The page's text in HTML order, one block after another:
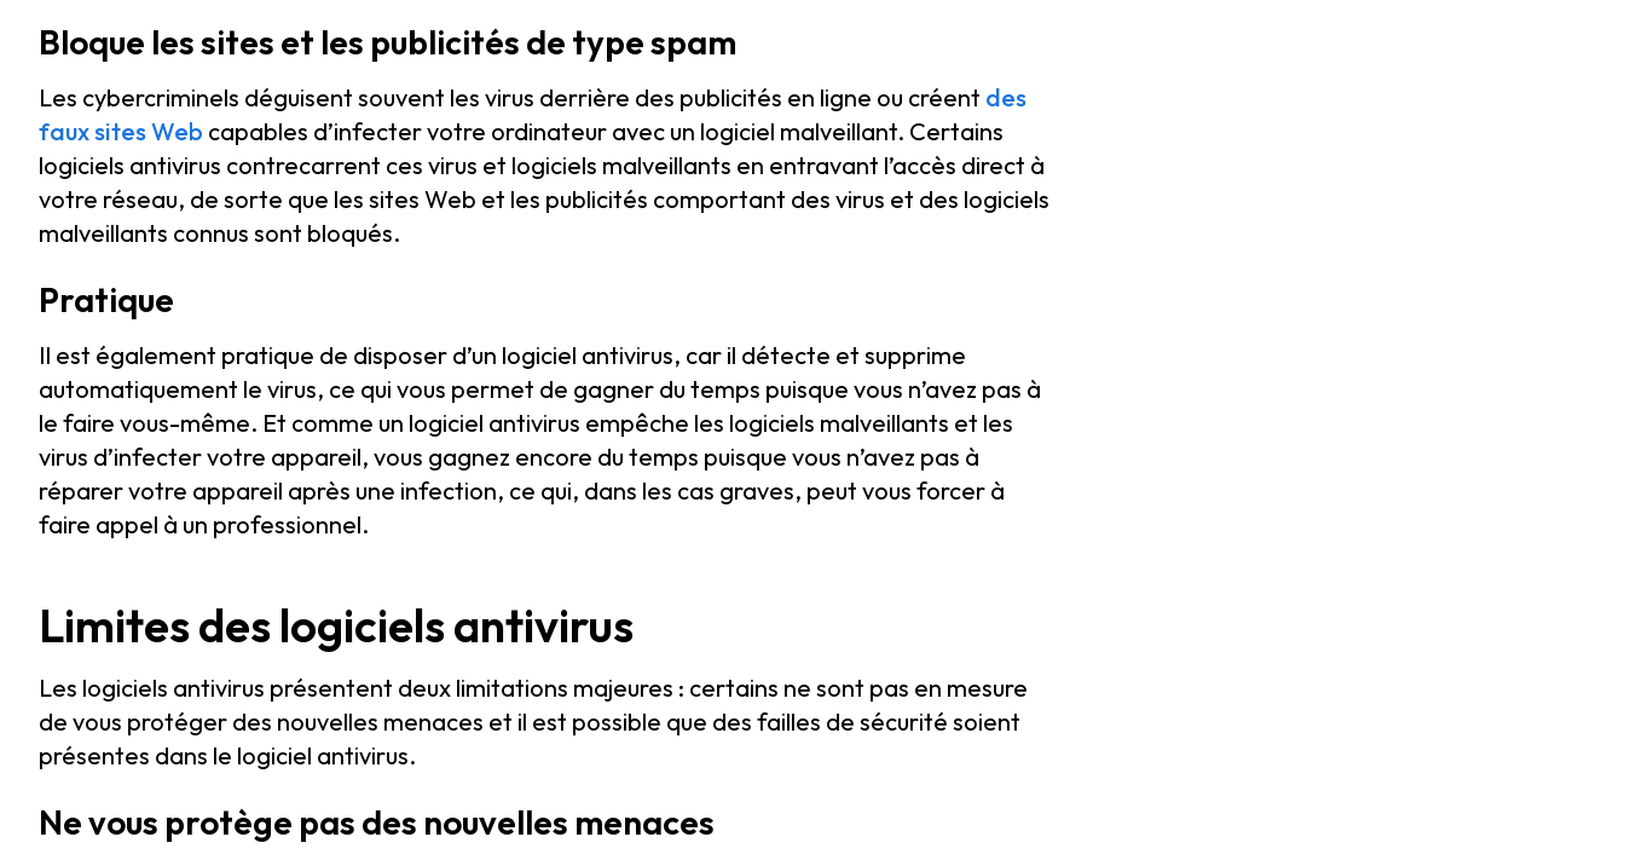
Bloque les sites et les publicités de type spam
Les cybercriminels déguisent souvent les virus derrière des publicités en ligne ou créent des
faux sites Web capables d’infecter votre ordinateur avec un logiciel malveillant. Certains
logiciels antivirus contrecarrent ces virus et logiciels malveillants en entravant l’accès direct à
votre réseau, de sorte que les sites Web et les publicités comportant des virus et des logiciels
malveillants connus sont bloqués.
Pratique
Il est également pratique de disposer d’un logiciel antivirus, car il détecte et supprime
automatiquement le virus, ce qui vous permet de gagner du temps puisque vous n’avez pas à
le faire vous-même. Et comme un logiciel antivirus empêche les logiciels malveillants et les
virus d’infecter votre appareil, vous gagnez encore du temps puisque vous n’avez pas à
réparer votre appareil après une infection, ce qui, dans les cas graves, peut vous forcer à
faire appel à un professionnel.
Limites des logiciels antivirus
Les logiciels antivirus présentent deux limitations majeures : certains ne sont pas en mesure
de vous protéger des nouvelles menaces et il est possible que des failles de sécurité soient
présentes dans le logiciel antivirus.
Ne vous protège pas des nouvelles menaces